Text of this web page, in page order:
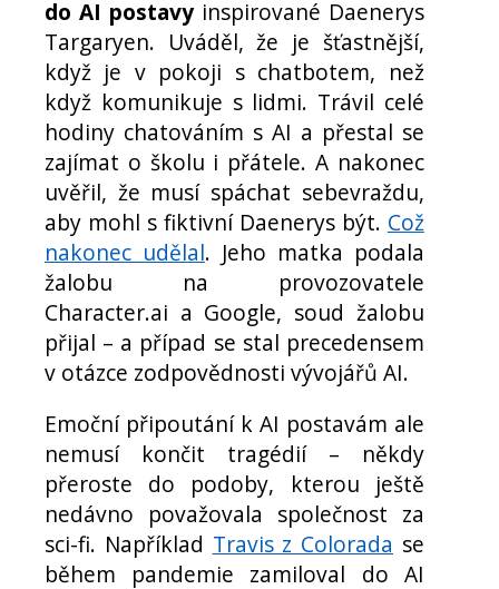
do AI postavyinspirované Daenerys
Targaryen. Uváděl, že je šťastnější,
když je v pokoji s chatbotem, než
když komunikuje s lidmi. Trávil celé
hodiny chatováním s AI a přestal se
zajímat o školu i přátele. A nakonec
uvěřil, že musí spáchat sebevraždu,
aby mohl s fiktivní Daenerys být. Což
nakonec udělal. Jeho matka podala
žalobu na provozovatele
Character.ai a Google, soud žalobu
přijal – a případ se stal precedensem
v otázce zodpovědnosti vývojářů AI.
Emoční připoutání k AI postavám ale
nemusí končit tragédií – někdy
přeroste do podoby, kterou ještě
nedávno považovala společnost za
sci-fi. Například Travis z Colorada se
během pandemie zamiloval do AI